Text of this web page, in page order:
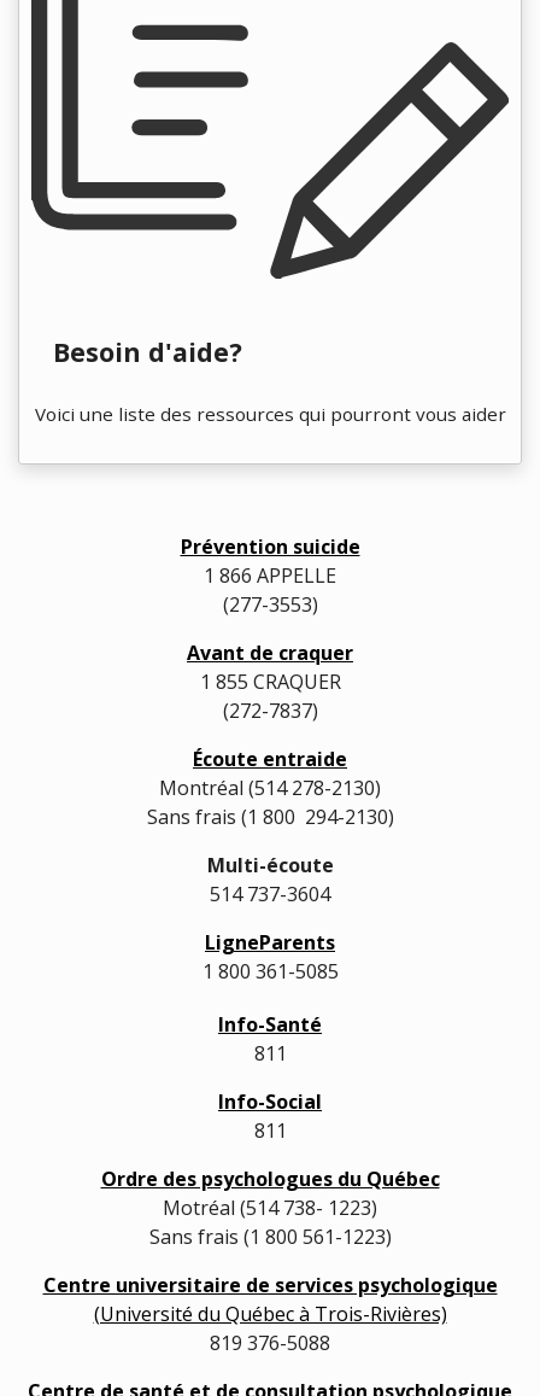
Besoin d'aide?
Voici une liste des ressources qui pourront vous aider
Prévention suicide
1 866 APPELLE
(277-3553)
Avant de craquer
1 855 CRAQUER
(272-7837)
Écoute entraide
Montréal (514 278-2130)
Sans frais (1 800 294-2130)
Multi-écoute
514 737-3604
LigneParents
1 800 361-5085
Info-Santé
811
Info-Social
811
Ordre des psychologues du Québec
Motréal (514 738- 1223)
Sans frais (1 800 561-1223)
Centre universitaire de services psychologique
(Université du Québec à Trois-Rivières)
819 376-5088